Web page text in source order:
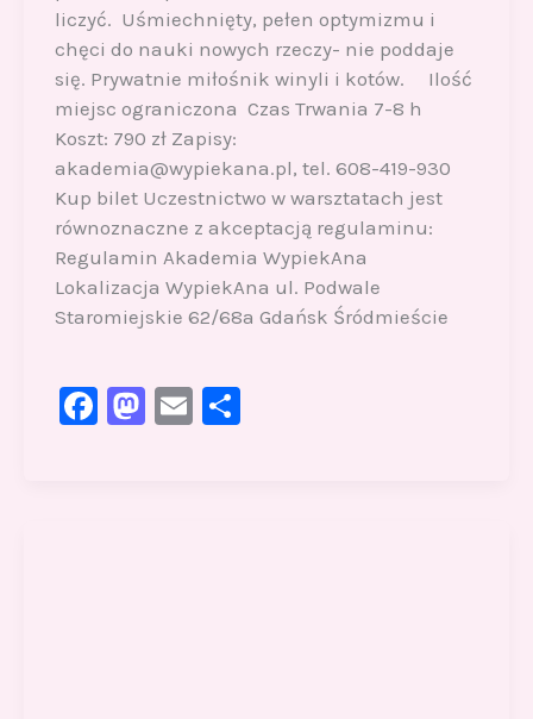
liczyć. Uśmiechnięty, pełen optymizmu i
chęci do nauki nowych rzeczy- nie poddaje
się. Prywatnie miłośnik winyli i kotów. Ilość
miejsc ograniczona Czas Trwania 7-8 h
Koszt: 790 zł Zapisy:
akademia@wypiekana.pl, tel. 608-419-930
Kup bilet Uczestnictwo w warsztatach jest
równoznaczne z akceptacją regulaminu:
Regulamin Akademia WypiekAna
Lokalizacja WypiekAna ul. Podwale
Staromiejskie 62/68a Gdańsk Śródmieście
F
M E S